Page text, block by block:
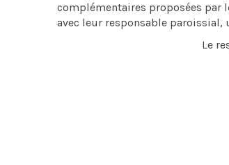
complémentaires proposées par
avec leur responsable
Le